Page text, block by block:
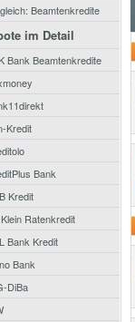
Beamtenkredite
im Detail
Bank Beamtenkredite
Kredit
Bank
Kredit
Ratenkredit
Bank Kredit
Bank
DiBa